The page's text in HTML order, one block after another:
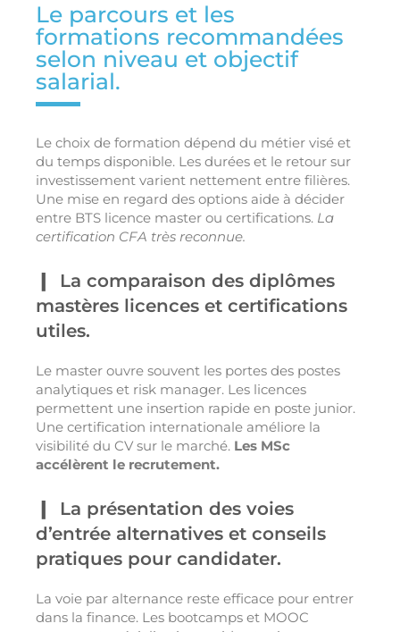
Le parcours et les
formations recommandées
selon niveau et objectif
salarial.
Le choix de formation dépend du métier visé et
du temps disponible. Les durées et le retour sur
investissement varient nettement entre filières.
Une mise en regard des options aide à décider
entre BTS licence master ou certifications. La
certification CFA très reconnue.
La comparaison des diplômes
mastères licences et certifications
utiles.
Le master ouvre souvent les portes des postes
analytiques et risk manager. Les licences
permettent une insertion rapide en poste junior.
Une certification internationale améliore la
visibilité du CV sur le marché. Les MSc
accélèrent le recrutement.
La présentation des voies
d’entrée alternatives et conseils
pratiques pour candidater.
La voie par alternance reste efficace pour entrer
dans la finance. Les bootcamps et MOOC